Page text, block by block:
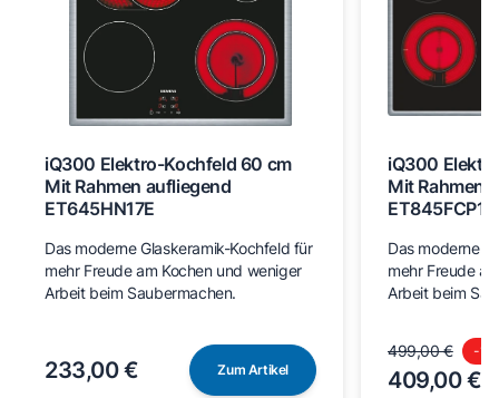
iQ300 Elektro-Kochfeld 60 cm
Mit Rahmen aufliegend
ET645HN17E
Das moderne Glaskeramik-Kochfeld für
mehr Freude am Kochen und weniger
Arbeit beim Saubermachen.
233,00 € Zum Artikel
iQ300
Mit Rahmen
ET845FCP1D
Das moderne
mehr Freude
Arbeit beim
499,00 € -18
409,00 €